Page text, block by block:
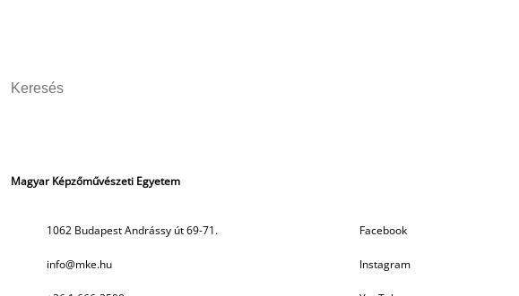
Magyar Képzőművészeti Egyetem
1062 Budapest Andrássy út 69-71.
info@mke.hu
Facebook
Instagram